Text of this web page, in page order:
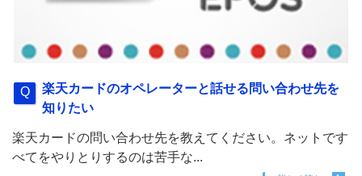
楽天カードのオペレーターと話せる問い合わせ先を
知りたい
楽天カードの問い合わせ先を教えてください。ネットです
べてをやりとりするのは苦手な...